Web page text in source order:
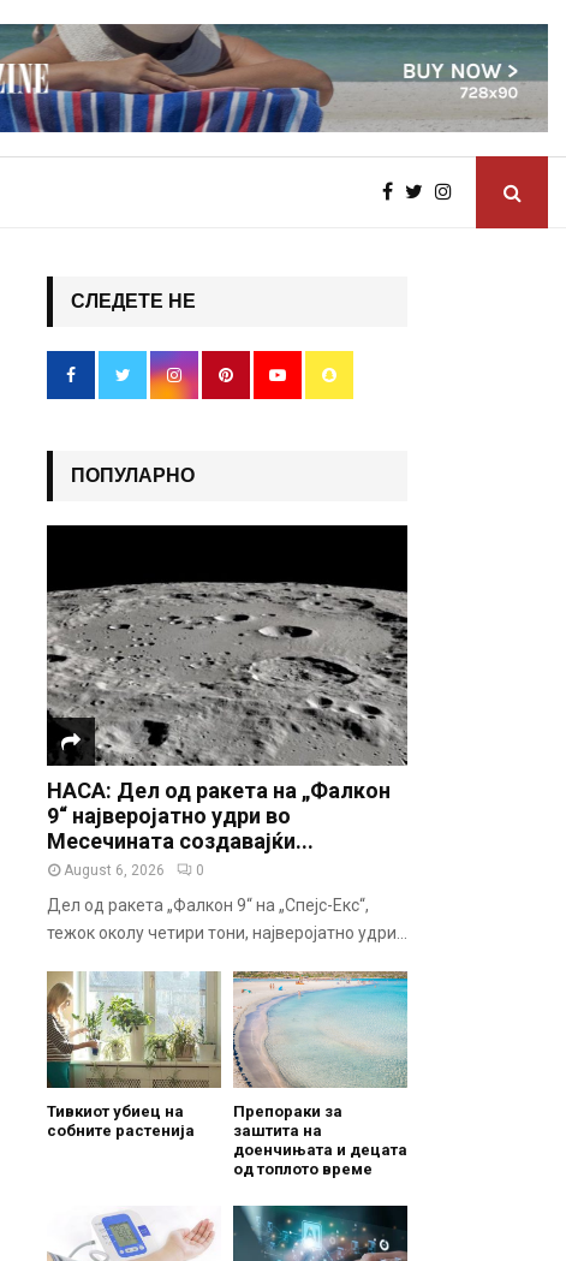
СЛЕДЕТЕ НЕ
ПОПУЛАРНО
НАСА: Дел од ракета на „Фалкон
9“ најверојатно удри во
Месечината создавајќи...
August 6, 2026 0
Дел од ракета „Фалкон 9“ на „Спејс-Екс“,
тежок околу четири тони, најверојатно удри...
Тивкиот убиец на
собните растенија
Препораки за
заштита на
доенчињата и децата
од топлото време